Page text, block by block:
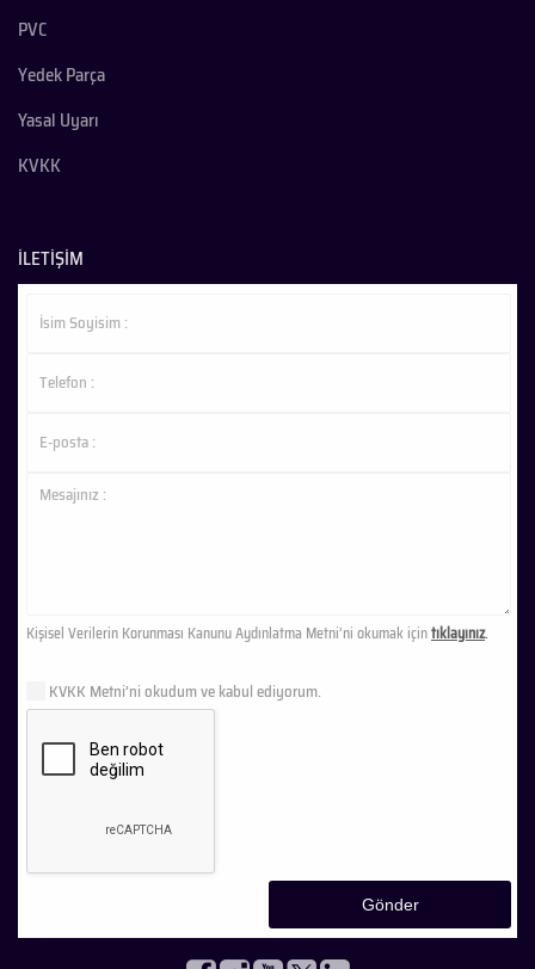
PVC
Yedek Parça
Yasal Uyarı
KVKK
İLETİŞİM
Kişisel Verilerin Korunması Kanunu Aydınlatma Metni’ni okumak içintıklayınız.
KVKK Metni’ni okudum ve kabul ediyorum.